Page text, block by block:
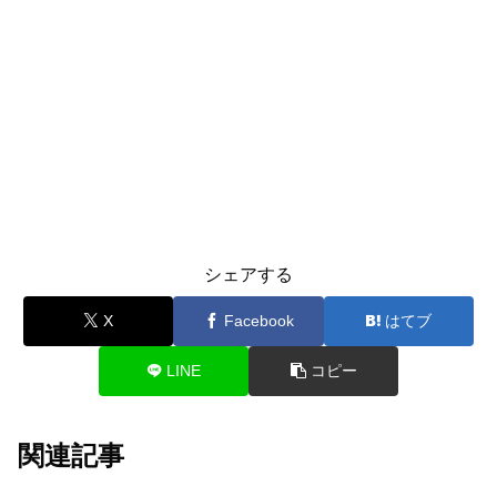
シェアする
X Facebook はてブ
LINE コピー
関連記事